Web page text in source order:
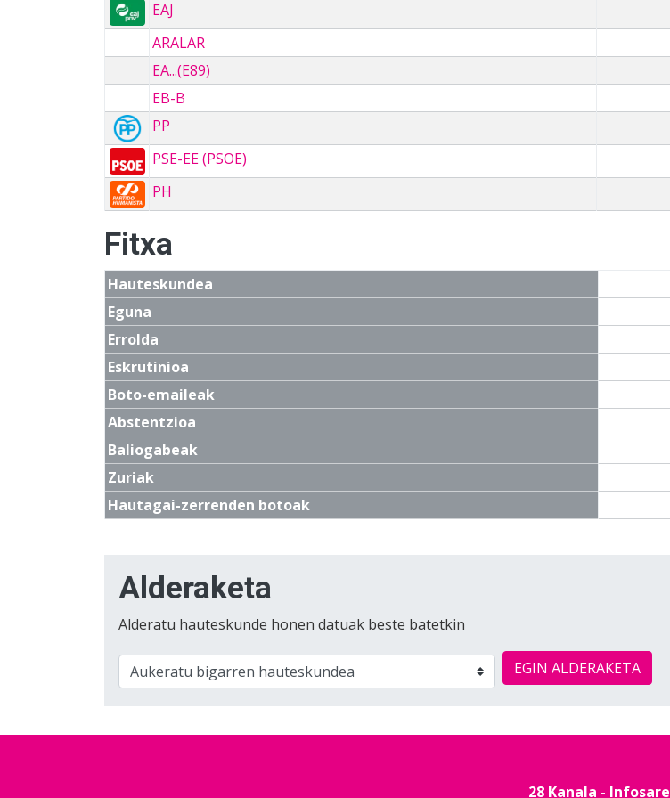
EAJ
ARALAR
EA...(E89)
EB-B
PP
PSE-EE (PSOE)
PH
Fitxa
Hauteskundea
Eguna
Errolda
Eskrutinioa
Boto-emaileak
Abstentzioa
Baliogabeak
Zuriak
Hautagai-zerrenden botoak
Alderaketa
Alderatu hauteskunde honen datuak beste batetkin
EGIN ALDERAKETA
28 Kanala - Infosare